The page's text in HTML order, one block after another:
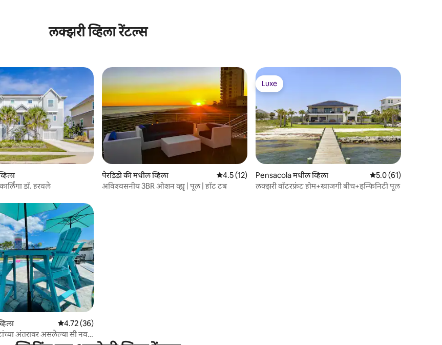
लक्झरी व्हिला रेंटल्स
डॉ. हरवले
पेरडिडो की मधील व्हिला 5 पैकी 4.5 सरासरी रेटिंग, 12 रिव्ह्यूज
4.5 (12)
अविश्वसनीय 3BR ओशन व्ह्यू | पूल | हॉट टब
Luxe
Luxe
Pensacola मधील व्हिला 5 पैकी 5.0 सरासरी रेटिंग,
5.0 (61)
लक्झरी वॉटरफ्रंट होम+खाजगी बीच+इन्फिनिटी पूल
5 पैकी 4.72 सरासरी रेटिंग, 36 रिव्ह्यूज
4.72 (36)
अंतरावर असलेल्या सी नवरे